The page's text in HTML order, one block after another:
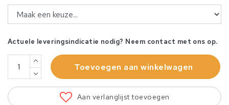
Actuele leveringsindicatie nodig? Neem contact met ons op.
Toevoegen aan winkelwagen
Aan verlanglijst toevoegen